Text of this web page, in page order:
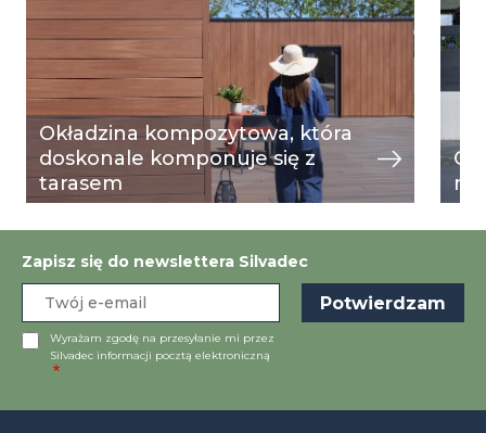
Okładzina kompozytowa, która
doskonale komponuje się z
tarasem
Zapisz się do newslettera Silvadec
Wyrażam zgodę na przesyłanie mi przez
Silvadec informacji pocztą elektroniczną